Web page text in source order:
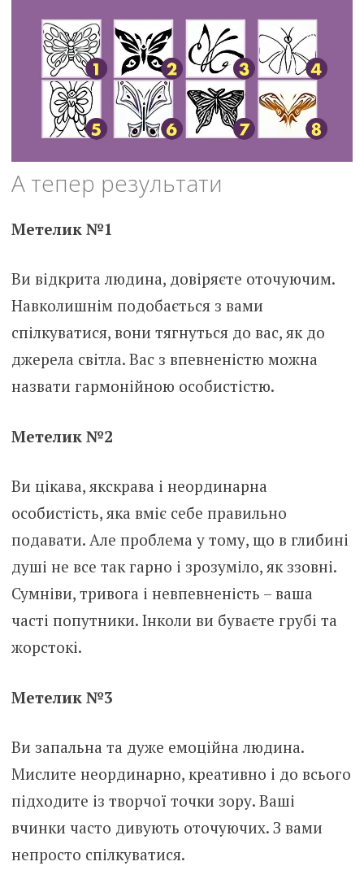
А тепер результати
Метелик №1
Ви відкрита людина, довіряєте оточуючим.
Навколишнім подобається з вами
спілкуватися, вони тягнуться до вас, як до
джерела світла. Вас з впевненістю можна
назвати гармонійною особистістю.
Метелик №2
Ви цікава, якскрава і неординарна
особистість, яка вміє себе правильно
подавати. Але проблема у тому, що в глибині
душі не все так гарно і зрозуміло, як ззовні.
Сумніви, тривога і невпевненість – ваша
часті попутники. Інколи ви буваєте грубі та
жорстокі.
Метелик №3
Ви запальна та дуже емоційна людина.
Мислите неординарно, креативно і до всього
підходите із творчої точки зору. Ваші
вчинки часто дивують оточуючих. З вами
непросто спілкуватися.